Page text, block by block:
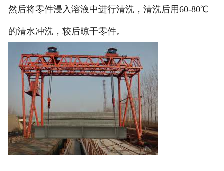
然后将零件浸入溶液中进行清洗，清洗后用60-80℃
的清水冲洗，较后晾干零件。